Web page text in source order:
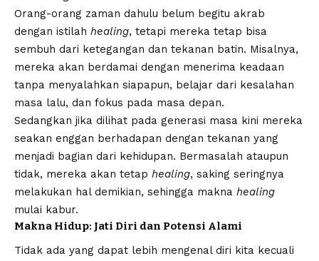
Orang-orang zaman dahulu belum begitu akrab
dengan istilah healing, tetapi mereka tetap bisa
sembuh dari ketegangan dan tekanan batin. Misalnya,
mereka akan berdamai dengan menerima keadaan
tanpa menyalahkan siapapun, belajar dari kesalahan
masa lalu, dan fokus pada masa depan.
Sedangkan jika dilihat pada generasi masa kini mereka
seakan enggan berhadapan dengan tekanan yang
menjadi bagian dari kehidupan. Bermasalah ataupun
tidak, mereka akan tetap healing, saking seringnya
melakukan hal demikian, sehingga makna healing
mulai kabur.
Makna Hidup: Jati Diri dan Potensi Alami
Tidak ada yang dapat lebih mengenal diri kita kecuali